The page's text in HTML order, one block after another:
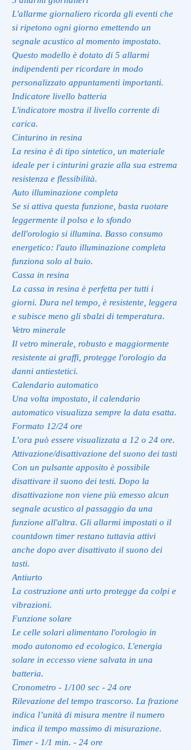
L'allarme giornaliero ricorda gli eventi che
si ripetono ogni giorno emettendo un
segnale acustico al momento impostato.
Questo modello è dotato di 5 allarmi
indipendenti per ricordare in modo
personalizzato appuntamenti importanti.
Indicatore livello batteria
L'indicatore mostra il livello corrente di
carica.
Cinturino in resina
La resina è di tipo sintetico, un materiale
ideale per i cinturini grazie alla sua estrema
resistenza e flessibilità.
Auto illuminazione completa
Se si attiva questa funzione, basta ruotare
leggermente il polso e lo sfondo
dell'orologio si illumina. Basso consumo
energetico: l'auto illuminazione completa
funziona solo al buio.
Cassa in resina
La cassa in resina è perfetta per tutti i
giorni. Dura nel tempo, è resistente, leggera
e subisce meno gli sbalzi di temperatura.
Vetro minerale
Il vetro minerale, robusto e maggiormente
resistente ai graffi, protegge l'orologio da
danni antiestetici.
Calendario automatico
Una volta impostato, il calendario
automatico visualizza sempre la data esatta.
Formato 12/24 ore
L’ora può essere visualizzata a 12 o 24 ore.
Attivazione/disattivazione del suono dei tasti
Con un pulsante apposito è possibile
disattivare il suono dei testi. Dopo la
disattivazione non viene più emesso alcun
segnale acustico al passaggio da una
funzione all'altra. Gli allarmi impostati o il
countdown timer restano tuttavia attivi
anche dopo aver disattivato il suono dei
tasti.
Antiurto
La costruzione anti urto protegge da colpi e
vibrazioni.
Funzione solare
Le celle solari alimentano l'orologio in
modo autonomo ed ecologico. L'energia
solare in eccesso viene salvata in una
batteria.
Cronometro - 1/100 sec - 24 ore
Rilevazione del tempo trascorso. La frazione
indica l’unità di misura mentre il numero
indica il tempo massimo di misurazione.
Timer - 1/1 min. - 24 ore